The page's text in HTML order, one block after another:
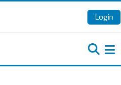
Login